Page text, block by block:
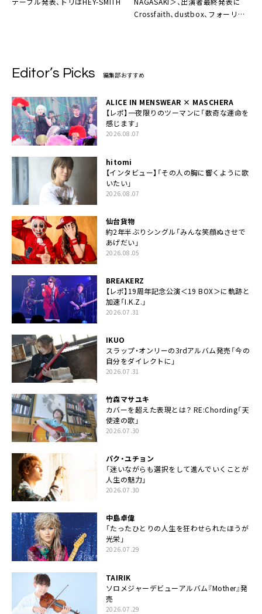
Crossfaith、dustbox、フォーリミ
Editor’s Picks 編集部おすすめ
ALICE IN MENSWEAR × MASCHERA
【レポ】一夜限りのツーマンに「数奇な運命を
感じます」
2026.08.07
hitomi
【インタビュー】「その人の胸に響くように歌
いたい」
2026.08.07
仙台貨物
約2年半ぶりシングル「みんな笑顔ぬさせで
あげだい」
2026.08.05
BREAKERZ
【レポ】19周年記念公演＜19 BOX＞に軌跡と
加速「I.K.Z.」
2026.07.31
IKUO
スラップ・オンリーの3rdアルバム発売「今の
自分をダイレクトに」
2026.07.31
竹森マサユキ
カバーを超えた表現とは？ RE:Chording「天
使達の歌」
2026.07.30
パク・ユチョン
「迷いながらも選択をして進んでいくことが
人生の魅力」
2026.07.30
中島卓偉
「たったひとりの人生を狂わせられたほうが
光栄」
2026.07.29
TAIRIK
ソロメジャーデビューアルバム『Mother』発
売
2026.07.29